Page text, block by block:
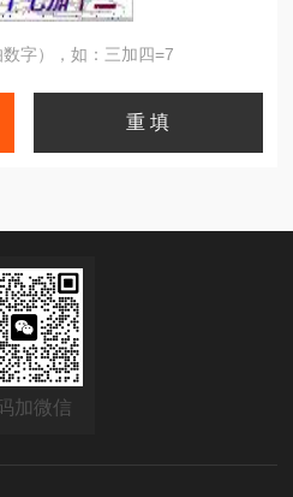
字），如：三加四=7
加微信